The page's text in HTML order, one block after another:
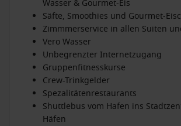
Wasser & Gourmet-Eis
Säfte, Smoothies und Gourmet-
Zimmmerservice in allen Suiten
Vero Wasser
Unbegrenzter Internetzugang
Gruppenfitnesskurse
Crew-Trinkgelder
Spezalitätenrestaurants
Shuttlebus vom Hafen ins
Häfen